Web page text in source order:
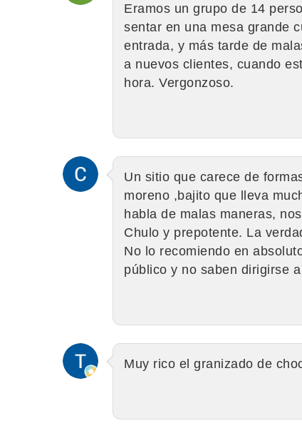
Eramos un grupo de 14
sentar en una mesa grande
entrada, y más tarde de
a nuevos clientes, cuando
hora. Vergonzoso.
Un sitio que carece de
moreno ,bajito que lleva
habla de malas maneras,
Chulo y prepotente. La
No lo recomiendo en
público y no saben dirigirse
Muy rico el granizado de